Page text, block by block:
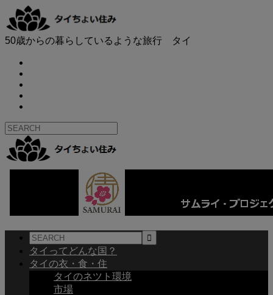
50歳からの暮らしているような旅行 タイ
タイってどんな国？
タイの衣・食・住
タイのネツト環境
市場